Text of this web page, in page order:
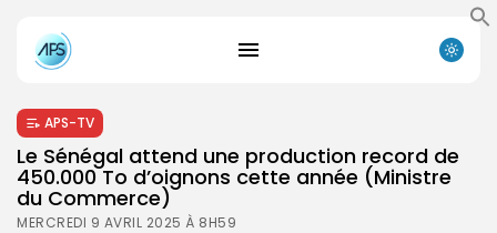
APS-TV
Le Sénégal attend une production record de
450.000 To d’oignons cette année (Ministre
du Commerce)
MERCREDI 9 AVRIL 2025 À 8H59